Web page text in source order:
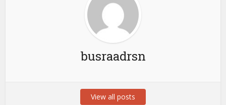
busraadrsn
View all posts